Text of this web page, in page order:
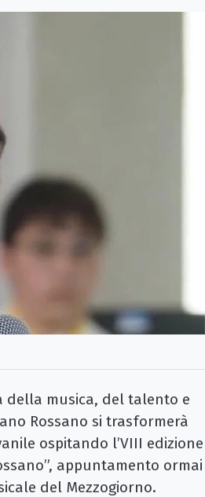
della musica, del talento e
Rossano si trasformerà
ospitando l’VIII edizione
appuntamento ormai
del Mezzogiorno.